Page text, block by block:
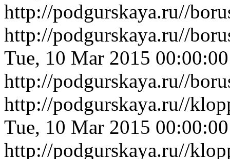
http://podgurskaya.ru//
http://podgurskaya.ru//
Tue, 10 Mar 2015
http://podgurskaya.ru//
http://podgurskaya.ru//
Tue, 10 Mar 2015
http://podgurskaya.ru//